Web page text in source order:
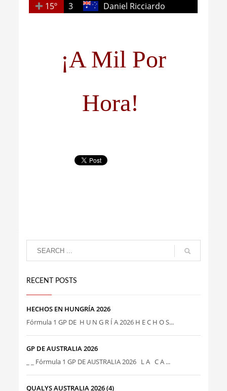
15º
3 Daniel Ricciardo
¡A Mil Por
Hora!
RECENT POSTS
HECHOS EN HUNGRÍA 2026
Fórmula 1 GP DE H U N G R Í A 2026 H E C H O S...
GP DE AUSTRALIA 2026
_ _ Fórmula 1 GP DE AUSTRALIA 2026 L A C A ...
QUALYS AUSTRALIA 2026 (4)